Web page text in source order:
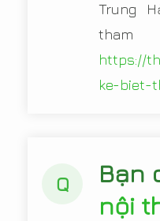
Trung
tham
https://
ke-biet-
Q Bạn
nội